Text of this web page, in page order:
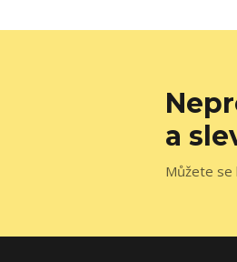
a
Můžete se